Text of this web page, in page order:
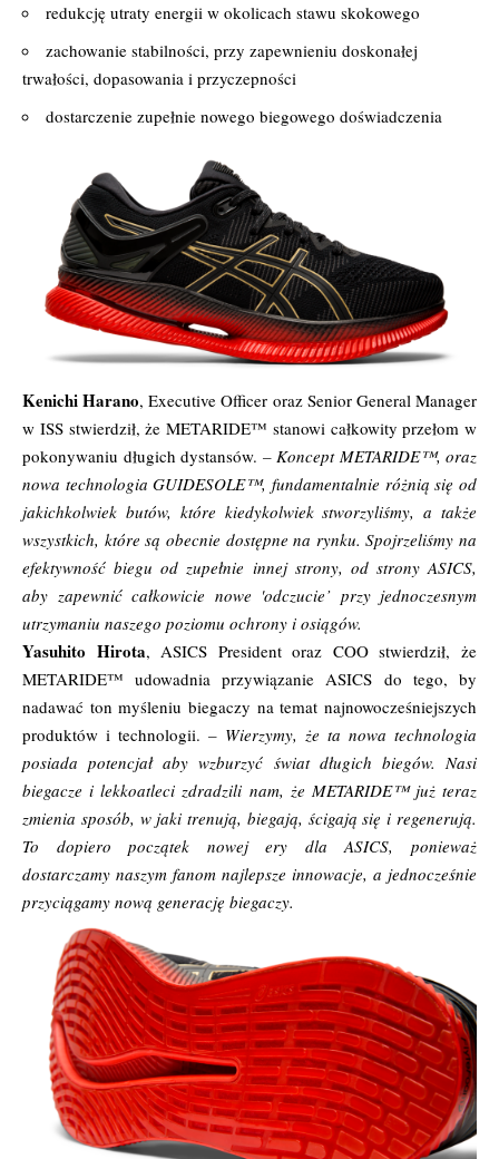
redukcję utraty energii w okolicach stawu skokowego
zachowanie stabilności, przy zapewnieniu doskonałej
trwałości, dopasowania i przyczepności
dostarczenie zupełnie nowego biegowego doświadczenia
Kenichi Harano, Executive Officer oraz Senior General Manager
w ISS stwierdził, że METARIDE™ stanowi całkowity przełom w
pokonywaniu długich dystansów. – Koncept METARIDE™, oraz
nowa technologia GUIDESOLE™, fundamentalnie różnią się od
jakichkolwiek butów, które kiedykolwiek stworzyliśmy, a także
wszystkich, które są obecnie dostępne na rynku. Spojrzeliśmy na
efektywność biegu od zupełnie innej strony, od strony ASICS,
aby zapewnić całkowicie nowe 'odczucie’ przy jednoczesnym
utrzymaniu naszego poziomu ochrony i osiągów.
Yasuhito Hirota, ASICS President oraz COO stwierdził, że
METARIDE™ udowadnia przywiązanie ASICS do tego, by
nadawać ton myśleniu biegaczy na temat najnowocześniejszych
produktów i technologii. – Wierzymy, że ta nowa technologia
posiada potencjał aby wzburzyć świat długich biegów. Nasi
biegacze i lekkoatleci zdradzili nam, że METARIDE™ już teraz
zmienia sposób, w jaki trenują, biegają, ścigają się i regenerują.
To dopiero początek nowej ery dla ASICS, ponieważ
dostarczamy naszym fanom najlepsze innowacje, a jednocześnie
przyciągamy nową generację biegaczy.